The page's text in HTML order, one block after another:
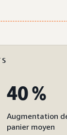
40 %
Augmentation
panier moyen